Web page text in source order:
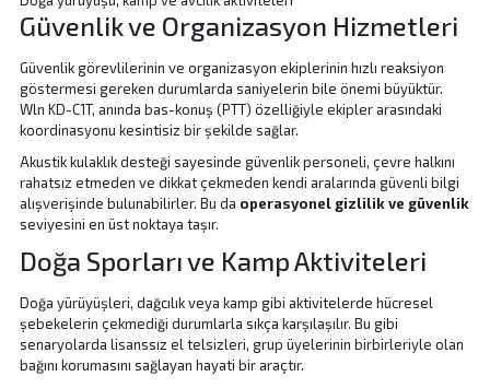
Güvenlik ve Organizasyon Hizmetleri
Güvenlik görevlilerinin ve organizasyon ekiplerinin hızlı reaksiyon
göstermesi gereken durumlarda saniyelerin bile önemi büyüktür.
Wln KD-C1T, anında bas-konuş (PTT) özelliğiyle ekipler arasındaki
koordinasyonu kesintisiz bir şekilde sağlar.
Akustik kulaklık desteği sayesinde güvenlik personeli, çevre halkını
rahatsız etmeden ve dikkat çekmeden kendi aralarında güvenli bilgi
alışverişinde bulunabilirler. Bu da operasyonel gizlilik ve güvenlik
seviyesini en üst noktaya taşır.
Doğa Sporları ve Kamp Aktiviteleri
Doğa yürüyüşleri, dağcılık veya kamp gibi aktivitelerde hücresel
şebekelerin çekmediği durumlarla sıkça karşılaşılır. Bu gibi
senaryolarda lisanssız el telsizleri, grup üyelerinin birbirleriyle olan
bağını korumasını sağlayan hayati bir araçtır.